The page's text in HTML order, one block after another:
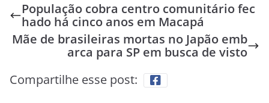
População cobra centro comunitário fec
hado há cinco anos em Macapá
Mãe de brasileiras mortas no Japão emb
arca para SP em busca de visto
Compartilhe esse post: